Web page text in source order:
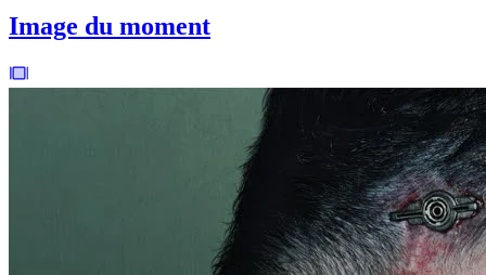
Image du moment